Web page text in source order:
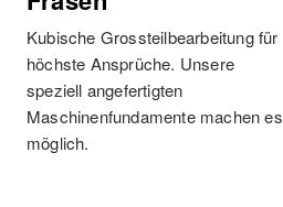
Kubische Grossteilbearbeitung für
höchste Ansprüche. Unsere
speziell angefertigten
Maschinenfundamente machen es
möglich.